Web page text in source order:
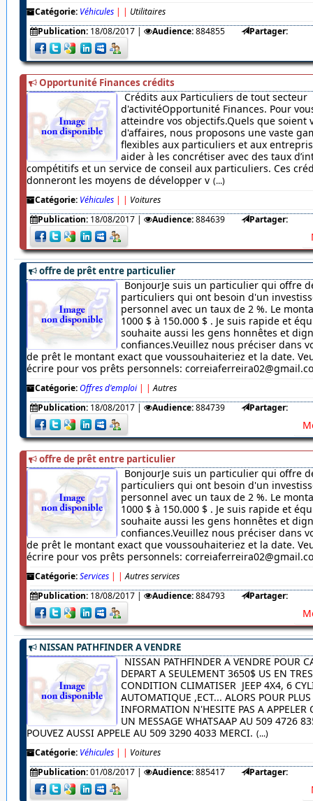
Catégorie: Véhicules | | Utilitaires
Publication: 18/08/2017| Audience:884855 Partager:
Opportunité Finances crédits
Crédits aux Particuliers de tout secteur
d'activitéOpportunité Finances. Pour
atteindre vos objectifs.Quels que soient
d'affaires, nous proposons une vaste
flexibles aux particuliers et aux
aider à les concrétiser avec des taux
compétitifs et un service de conseil aux particuliers. Ces
donneront les moyens de développer v (...)
Catégorie: Véhicules | | Voitures
Publication: 18/08/2017| Audience:884639 Partager:
offre de prêt entre particulier
BonjourJe suis un particulier qui offre
particuliers qui ont besoin d'un
personnel avec un taux de 2 %. Le
1000 $ à 150.000 $ . Je suis rapide et
souhaite aussi les gens honnêtes et
confiances.Veuillez nous préciser dans
de prêt le montant exact que voussouhaiteriez et la date.
écrire pour vos prêts personnels:
Catégorie:Offres d'emploi | | Autres
Publication: 18/08/2017| Audience:884739 Partager:
offre de prêt entre particulier
BonjourJe suis un particulier qui offre
particuliers qui ont besoin d'un
personnel avec un taux de 2 %. Le
1000 $ à 150.000 $ . Je suis rapide et
souhaite aussi les gens honnêtes et
confiances.Veuillez nous préciser dans
de prêt le montant exact que voussouhaiteriez et la date.
écrire pour vos prêts personnels:
Catégorie:Services | | Autres services
Publication: 18/08/2017| Audience:884793 Partager:
NISSAN PATHFINDER A VENDRE
NISSAN PATHFINDER A VENDRE POUR
DEPART A SEULEMENT 3650$ US EN
CONDITION CLIMATISER JEEP 4X4, 6
AUTOMATIQUE ,ECT... ALORS POUR PLUS
INFORMATION N'HESITE PAS A APPELER
UN MESSAGE WHATSAAP AU 509 4726
POUVEZ AUSSI APPELE AU 509 3290 4033 MERCI. (...)
Catégorie: Véhicules | | Voitures
Publication:01/08/2017| Audience:885417 Partager: